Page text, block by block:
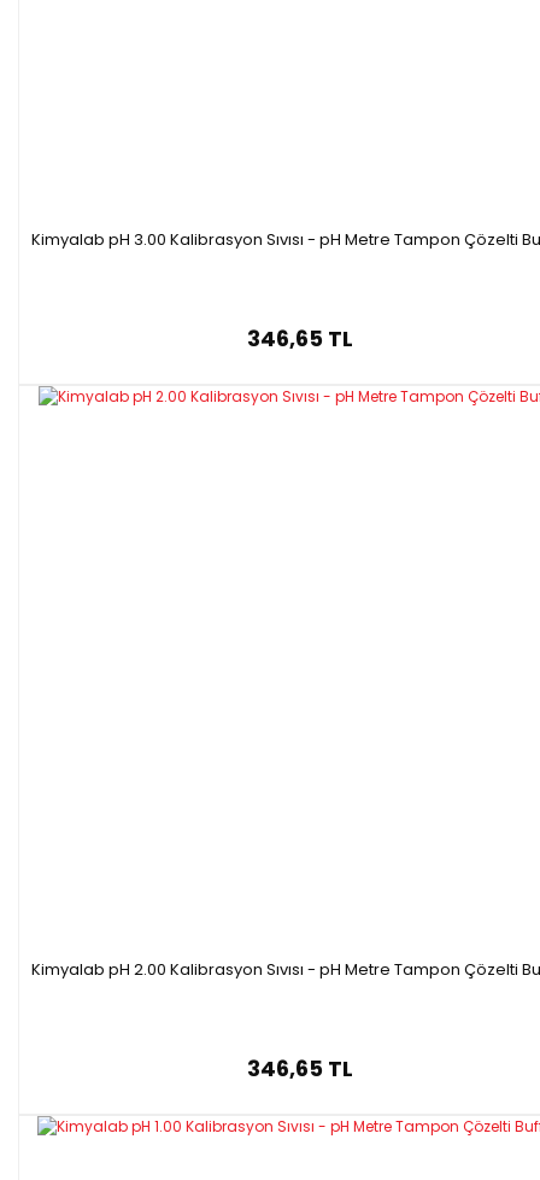
Kimyalab pH 3.00 Kalibrasyon Sıvısı - pH Metre Tampon Çözelti
346,65 TL
Kimyalab pH 2.00 Kalibrasyon Sıvısı - pH Metre Tampon Çözelti
346,65 TL